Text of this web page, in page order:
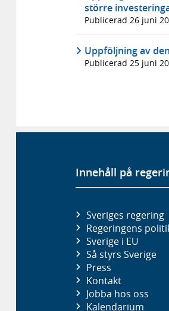
större
Publicerad 26 juni
Uppföljning av
Publicerad 25 juni
Innehåll på
Sveriges regering
Regeringens
Sverige i EU
Så styrs Sverige
Press
Kontakt
Jobba hos oss
Kalendarium